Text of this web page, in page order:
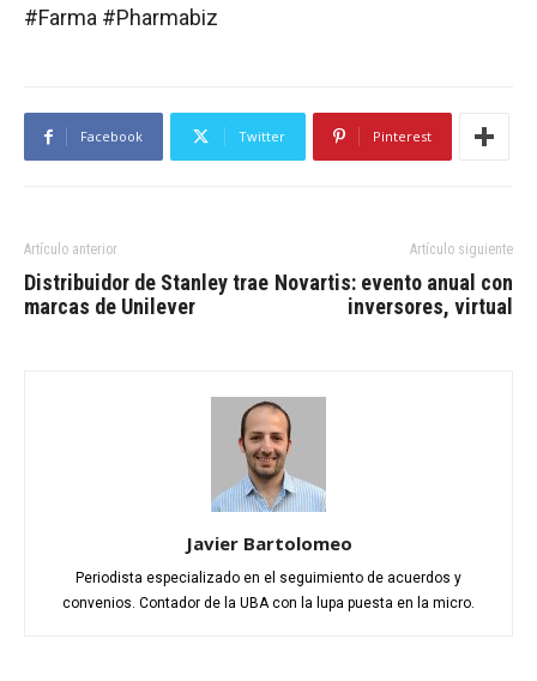
#Farma #Pharmabiz
Facebook Twitter Pinterest
Artículo anterior
Distribuidor de Stanley trae
marcas de Unilever
Artículo siguiente
Novartis: evento anual con
inversores, virtual
Javier Bartolomeo
Periodista especializado en el seguimiento de acuerdos y
convenios. Contador de la UBA con la lupa puesta en la micro.